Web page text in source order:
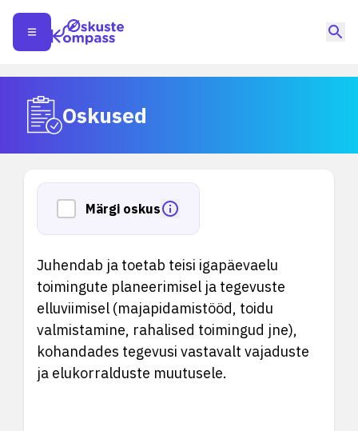
Oskused
Märgi oskus
Juhendab ja toetab teisi igapäevaelu
toimingute planeerimisel ja tegevuste
elluviimisel (majapidamistööd, toidu
valmistamine, rahalised toimingud jne),
kohandades tegevusi vastavalt vajaduste
ja elukorralduste muutusele.